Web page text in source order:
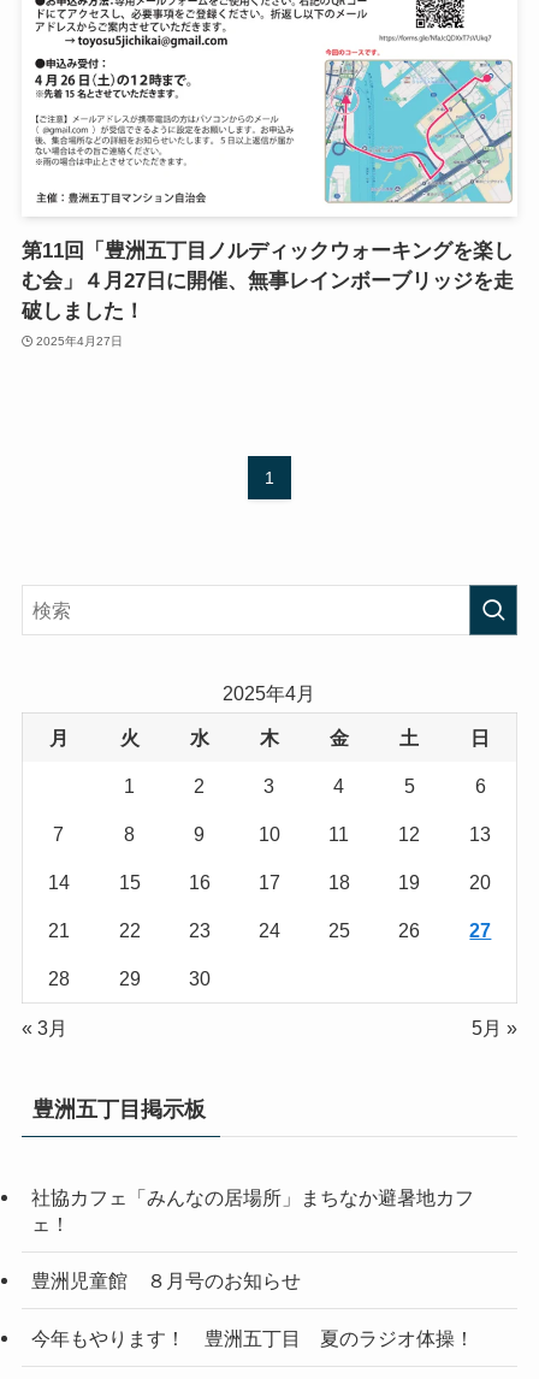
第11回「豊洲五丁目ノルディックウォーキングを楽し
む会」４月27日に開催、無事レインボーブリッジを走
破しました！
2025年4月27日
1
2025年4月
月 火 水 木 金 土 日
1 2 3 4 5 6
7 8 9 10 11 12 13
14 15 16 17 18 19 20
21 22 23 24 25 26 27
28 29 30
« 3月 5月 »
豊洲五丁目掲示板
社協カフェ「みんなの居場所」まちなか避暑地カフ
ェ！
豊洲児童館 ８月号のお知らせ
今年もやります！ 豊洲五丁目 夏のラジオ体操！